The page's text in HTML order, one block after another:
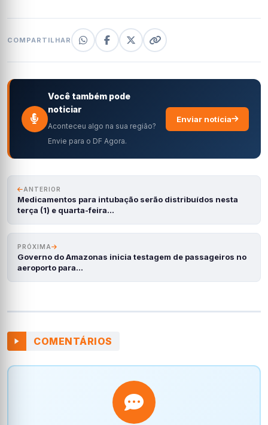
COMPARTILHAR
Você também pode
noticiar
Aconteceu algo na sua região?
Envie para o DF Agora.
Enviar notícia
ANTERIOR
Medicamentos para intubação serão distribuídos nesta
terça (1) e quarta-feira…
PRÓXIMA
Governo do Amazonas inicia testagem de passageiros no
aeroporto para…
COMENTÁRIOS